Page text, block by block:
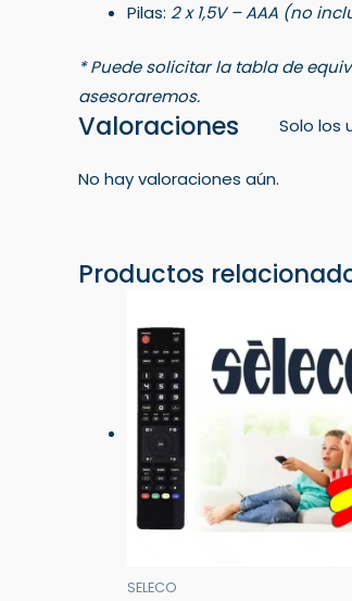
Pilas: 2 x 1,5V – AAA (no
* Puede solicitar la tabla de
asesoraremos.
Valoraciones
No hay valoraciones aún.
Solo los
Productos
SELECO